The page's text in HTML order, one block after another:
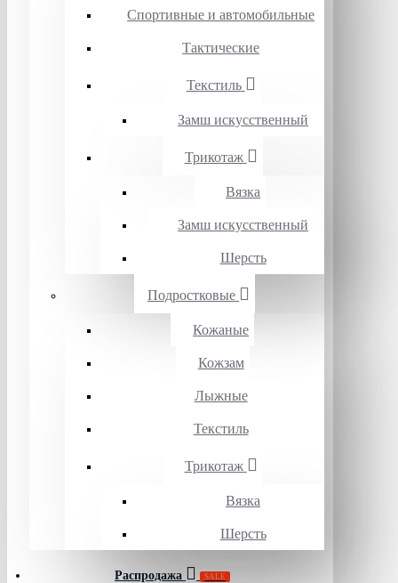
Спортивные и автомобильные
Тактические
Текстиль
Замш искусственный
Трикотаж
Вязка
Замш искусственный
Шерсть
Подростковые
Кожаные
Кожзам
Лыжные
Текстиль
Трикотаж
Вязка
Шерсть
Распродажа SALE